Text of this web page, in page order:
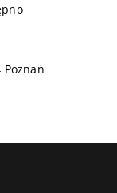
Poznań